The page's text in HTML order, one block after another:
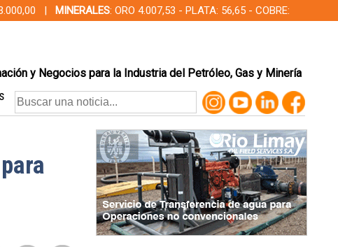
3.000,00 | MINERALES: ORO 4.007,53 - PLATA: 56,65 - COBRE:
y Negocios para la Industria del Petróleo, Gas y Minería